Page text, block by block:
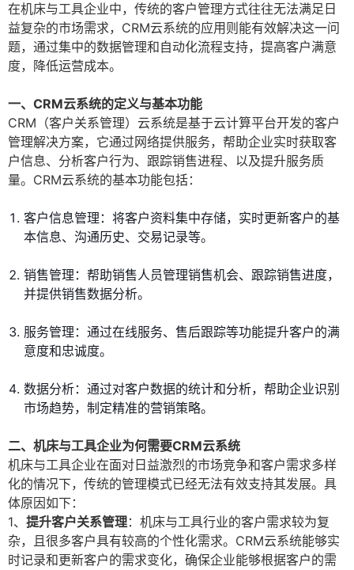
在机床与工具企业中，传统的客户管理方式往往无法满足日
益复杂的市场需求，CRM云系统的应用则能有效解决这一问
题，通过集中的数据管理和自动化流程支持，提高客户满意
度，降低运营成本。
一、CRM云系统的定义与基本功能
CRM（客户关系管理）云系统是基于云计算平台开发的客户
管理解决方案，它通过网络提供服务，帮助企业实时获取客
户信息、分析客户行为、跟踪销售进程、以及提升服务质
量。CRM云系统的基本功能包括：
客户信息管理：将客户资料集中存储，实时更新客户的基
本信息、沟通历史、交易记录等。
销售管理：帮助销售人员管理销售机会、跟踪销售进度，
并提供销售数据分析。
服务管理：通过在线服务、售后跟踪等功能提升客户的满
意度和忠诚度。
数据分析：通过对客户数据的统计和分析，帮助企业识别
市场趋势，制定精准的营销策略。
二、机床与工具企业为何需要CRM云系统
机床与工具企业在面对日益激烈的市场竞争和客户需求多样
化的情况下，传统的管理模式已经无法有效支持其发展。具
体原因如下：
1、 提升客户关系管理：机床与工具行业的客户需求较为复
杂，且很多客户具有较高的个性化需求。CRM云系统能够实
时记录和更新客户的需求变化，确保企业能够根据客户的需